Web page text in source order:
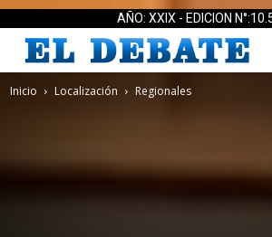
AÑO: XXIX - EDICION
Inicio Localización Regionales